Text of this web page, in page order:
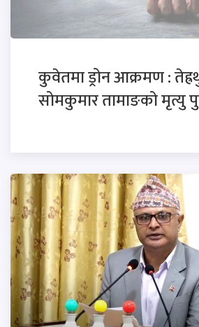
कुवेतमा ड्रोन आक्रमण :
सोमकुमार तामाङको मृत्यु